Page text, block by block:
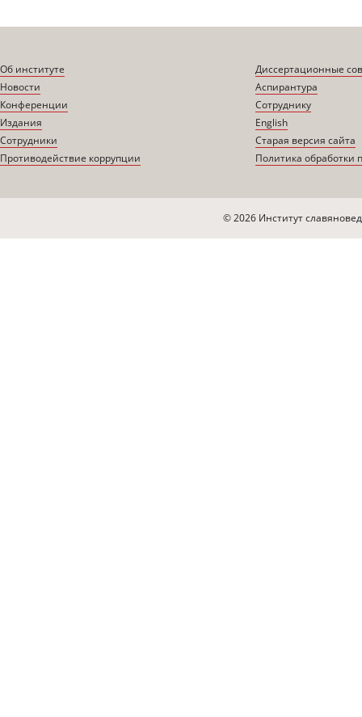
Об институте
Новости
Конференции
Издания
Сотрудники
Противодействие коррупции
Диссертационные
Аспирантура
Сотруднику
English
Старая версия сайта
Политика обработки
© 2026 Институт